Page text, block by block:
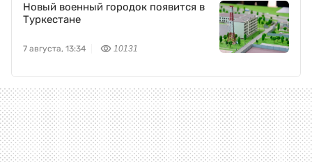
Новый военный городок появится в
Туркестане
7 августа, 13:34 10131